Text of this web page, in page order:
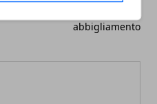
abbigliamento